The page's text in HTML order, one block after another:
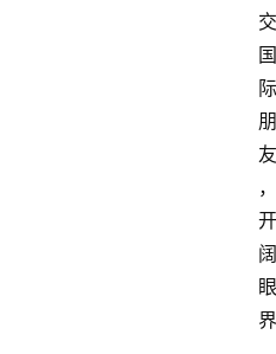
交
国
际
朋
友
，
开
阔
眼
界